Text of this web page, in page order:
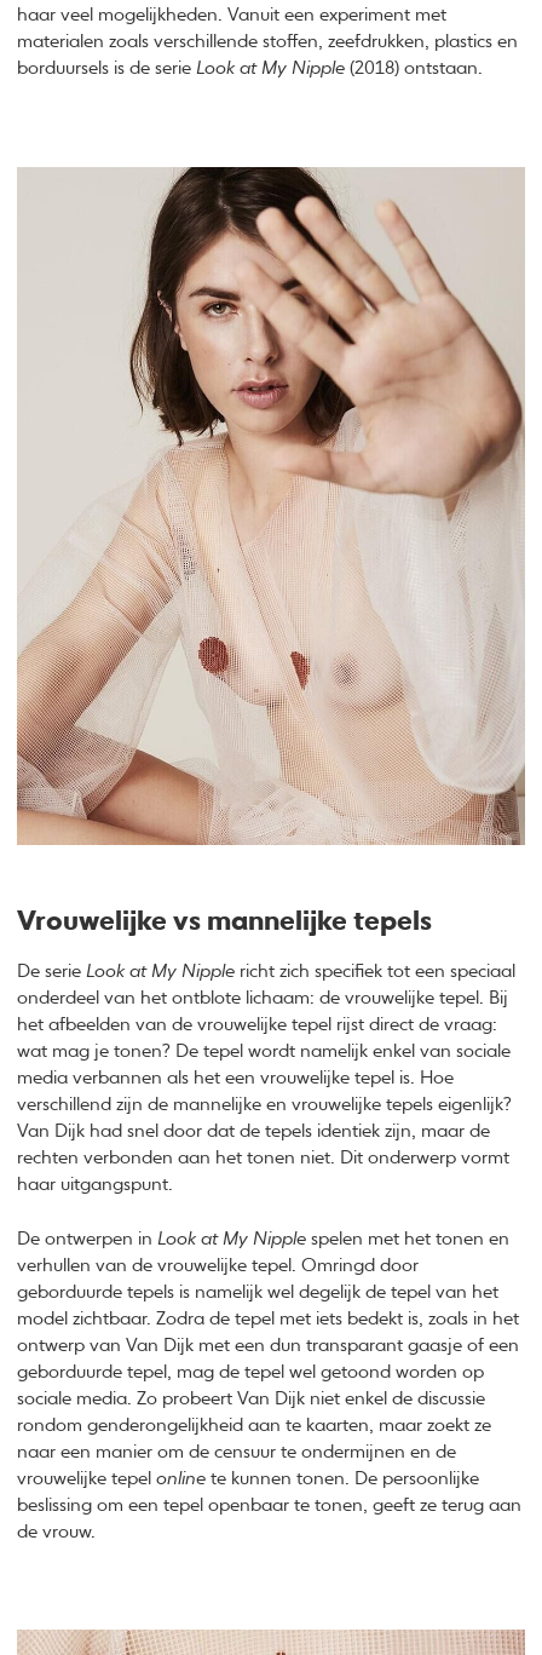
haar veel mogelijkheden. Vanuit een experiment met
materialen zoals verschillende stoffen, zeefdrukken, plastics en
borduursels is de serieLook at My Nipple (2018) ontstaan.
Vrouwelijke vs mannelijke tepels
De serie Look at My Nipple richt zich specifiek tot een speciaal
onderdeel van het ontblote lichaam: de vrouwelijke tepel. Bij
het afbeelden van de vrouwelijke tepel rijst direct de vraag:
wat mag je tonen? De tepel wordt namelijk enkel van sociale
media verbannen als het een vrouwelijke tepel is. Hoe
verschillend zijn de mannelijke en vrouwelijke tepels eigenlijk?
Van Dijk had snel door dat de tepels identiek zijn, maar de
rechten verbonden aan het tonen niet. Dit onderwerp vormt
haar uitgangspunt.
De ontwerpen in Look at My Nipple spelen met het tonen en
verhullen van de vrouwelijke tepel. Omringd door
geborduurde tepels is namelijk wel degelijk de tepel van het
model zichtbaar. Zodra de tepel met iets bedekt is, zoals in het
ontwerp van Van Dijk met een dun transparant gaasje of een
geborduurde tepel, mag de tepel wel getoond worden op
sociale media. Zo probeert Van Dijk niet enkel de discussie
rondom genderongelijkheid aan te kaarten, maar zoekt ze
naar een manier om de censuur te ondermijnen en de
vrouwelijke tepelonline te kunnen tonen. De persoonlijke
beslissing om een tepel openbaar te tonen, geeft ze terug aan
de vrouw.